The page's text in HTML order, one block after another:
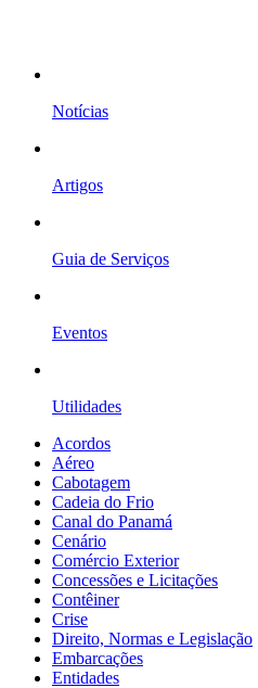
Notícias
Artigos
Guia de Serviços
Eventos
Utilidades
Acordos
Aéreo
Cabotagem
Cadeia do Frio
Canal do Panamá
Cenário
Comércio Exterior
Concessões e Licitações
Contêiner
Crise
Direito, Normas e Legislação
Embarcações
Entidades